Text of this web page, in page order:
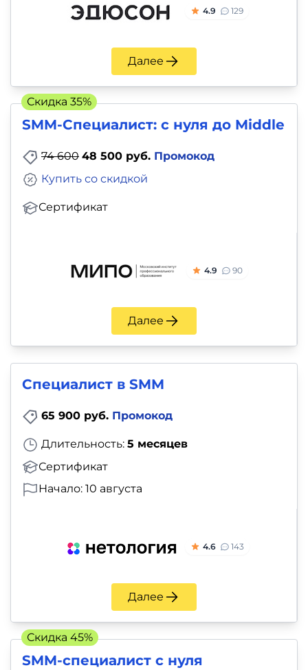
4.9 129
Далее
SMM-Специалист: c нуля до Middle
74 600 48 500 руб. Промокод
Сертификат
Купить со скидкой
4.9 90
Далее
Скидка 35%
Специалист в SMM
65 900 руб. Промокод
Длительность: 5 месяцев
Сертификат
Начало: 10 августа
4.6 143
Далее
SMM-специалист с нуля
Скидка 45%
Репетиторы
Тесты
на
профориентацию